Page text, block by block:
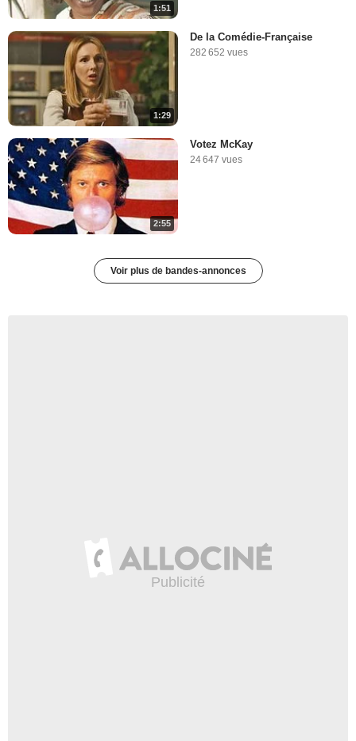
1:51
1:29
De la Comédie-Française
282 652 vues
2:55
Votez McKay
24 647 vues
Voir plus de bandes-annonces